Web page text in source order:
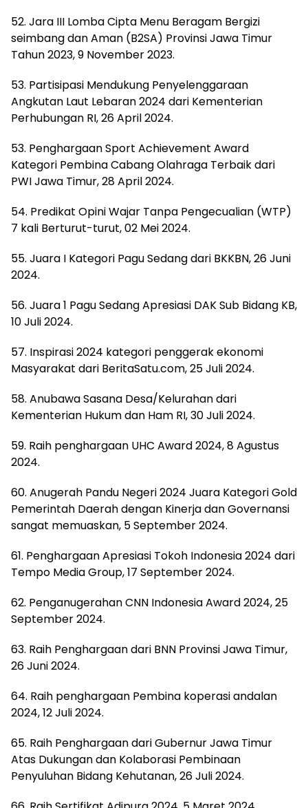
52. Jara III Lomba Cipta Menu Beragam Bergizi
seimbang dan Aman (B2SA) Provinsi Jawa Timur
Tahun 2023, 9 November 2023.
53. Partisipasi Mendukung Penyelenggaraan
Angkutan Laut Lebaran 2024 dari Kementerian
Perhubungan RI, 26 April 2024.
53. Penghargaan Sport Achievement Award
Kategori Pembina Cabang Olahraga Terbaik dari
PWI Jawa Timur, 28 April 2024.
54. Predikat Opini Wajar Tanpa Pengecualian (WTP)
7 kali Berturut-turut, 02 Mei 2024.
55. Juara I Kategori Pagu Sedang dari BKKBN, 26 Juni
2024.
56. Juara 1 Pagu Sedang Apresiasi DAK Sub Bidang KB,
10 Juli 2024.
57. Inspirasi 2024 kategori penggerak ekonomi
Masyarakat dari BeritaSatu.com, 25 Juli 2024.
58. Anubawa Sasana Desa/Kelurahan dari
Kementerian Hukum dan Ham RI, 30 Juli 2024.
59. Raih penghargaan UHC Award 2024, 8 Agustus
2024.
60. Anugerah Pandu Negeri 2024 Juara Kategori Gold
Pemerintah Daerah dengan Kinerja dan Governansi
sangat memuaskan, 5 September 2024.
61. Penghargaan Apresiasi Tokoh Indonesia 2024 dari
Tempo Media Group, 17 September 2024.
62. Penganugerahan CNN Indonesia Award 2024, 25
September 2024.
63. Raih Penghargaan dari BNN Provinsi Jawa Timur,
26 Juni 2024.
64. Raih penghargaan Pembina koperasi andalan
2024, 12 Juli 2024.
65. Raih Penghargaan dari Gubernur Jawa Timur
Atas Dukungan dan Kolaborasi Pembinaan
Penyuluhan Bidang Kehutanan, 26 Juli 2024.